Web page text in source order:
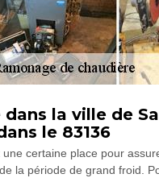
la ville de
le 83136
certaine place pour
la période de grand froid.